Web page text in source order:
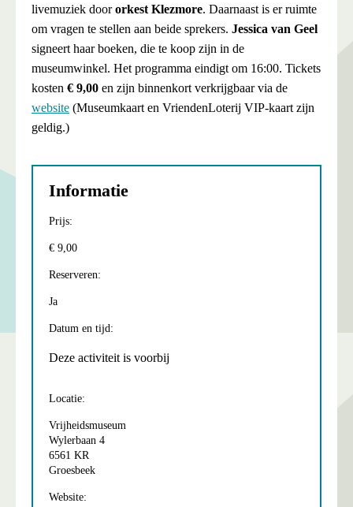
livemuziek doororkest Klezmore. Daarnaast is er ruimte
om vragen te stellen aan beide sprekers. Jessica van Geel
signeert haar boeken, die te koop zijn in de
museumwinkel. Het programma eindigt om 16:00. Tickets
kosten € 9,00 en zijn binnenkort verkrijgbaar via de
website (Museumkaart en VriendenLoterij VIP-kaart zijn
geldig.)
Informatie
Prijs:
€ 9,00
Reserveren:
Ja
Datum en tijd:
Deze activiteit is voorbij
Locatie:
Vrijheidsmuseum
Wylerbaan 4
6561 KR
Groesbeek
Website: